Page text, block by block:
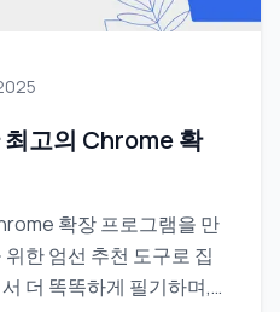
고의 Chrome 확
확장 프로그램을 만
한 엄선 추천 도구로 집
더 똑똑하게 필기하며,